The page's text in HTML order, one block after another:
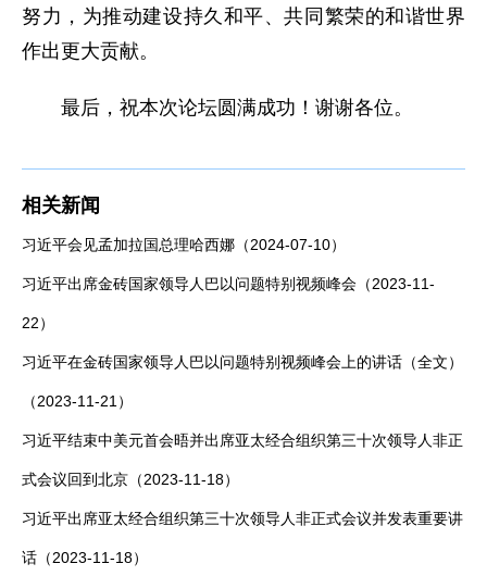
努力，为推动建设持久和平、共同繁荣的和谐世界
作出更大贡献。
最后，祝本次论坛圆满成功！谢谢各位。
相关新闻
习近平会见孟加拉国总理哈西娜（2024-07-10）
习近平出席金砖国家领导人巴以问题特别视频峰会（2023-11-
22）
习近平在金砖国家领导人巴以问题特别视频峰会上的讲话（全文）
（2023-11-21）
习近平结束中美元首会晤并出席亚太经合组织第三十次领导人非正
式会议回到北京（2023-11-18）
习近平出席亚太经合组织第三十次领导人非正式会议并发表重要讲
话（2023-11-18）